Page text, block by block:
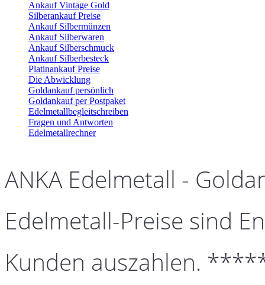
Ankauf Vintage Gold
Silberankauf Preise
Ankauf Silbermünzen
Ankauf Silberwaren
Ankauf Silberschmuck
Ankauf Silberbesteck
Platinankauf Preise
Die Abwicklung
Goldankauf persönlich
Goldankauf per Postpaket
Edelmetallbegleitschreiben
Fragen und Antworten
Edelmetallrechner
ANKA Edelmetall -
Edelmetall-Preise sind
Kunden auszahlen.